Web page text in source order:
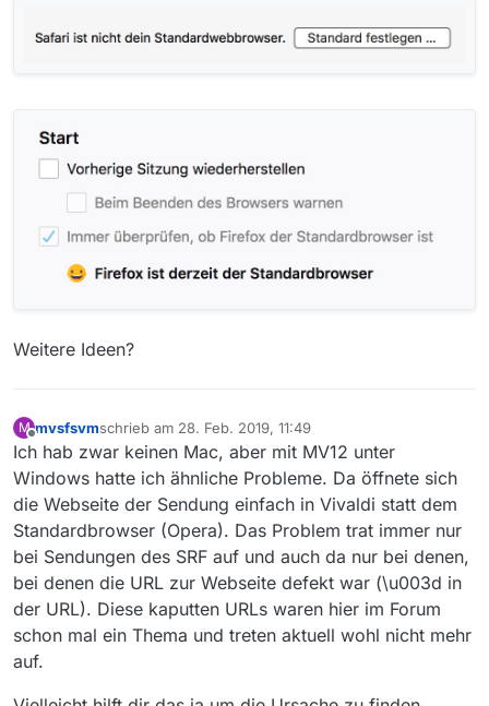
Weitere Ideen?
M
Offline
mvsfsvmschrieb am 28. Feb. 2019, 11:49
zuletzt editiert von
Ich hab zwar keinen Mac, aber mit MV12 unter
Windows hatte ich ähnliche Probleme. Da öffnete sich
die Webseite der Sendung einfach in Vivaldi statt dem
Standardbrowser (Opera). Das Problem trat immer nur
bei Sendungen des SRF auf und auch da nur bei denen,
bei denen die URL zur Webseite defekt war (\u003d in
der URL). Diese kaputten URLs waren hier im Forum
schon mal ein Thema und treten aktuell wohl nicht mehr
auf.